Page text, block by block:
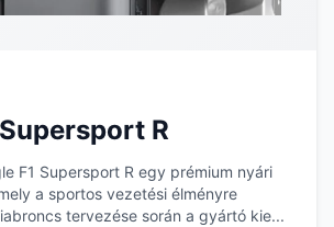
R
F1 Supersport R egy prémium nyári
a sportos vezetési élményre
tervezése során a gyártó kie...